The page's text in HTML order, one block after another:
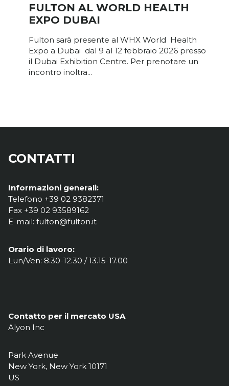
FULTON AL WORLD HEALTH
EXPO DUBAI
Fulton sarà presente al WHX World Health
Expo a Dubai dal 9 al 12 febbraio 2026 presso
il Dubai Exhibition Centre. Per prenotare un
incontro inoltra...
CONTATTI
Informazioni generali:
Telefono +39 02 9382371
Fax +39 02 93589162
E-mail: fulton@fulton.it
Orario di lavoro:
Lun/Ven: 8.30-12.30 / 13.15-17.00
Contatto per il mercato USA
Alyon Inc
Park Avenue
New York, New York 10171
US